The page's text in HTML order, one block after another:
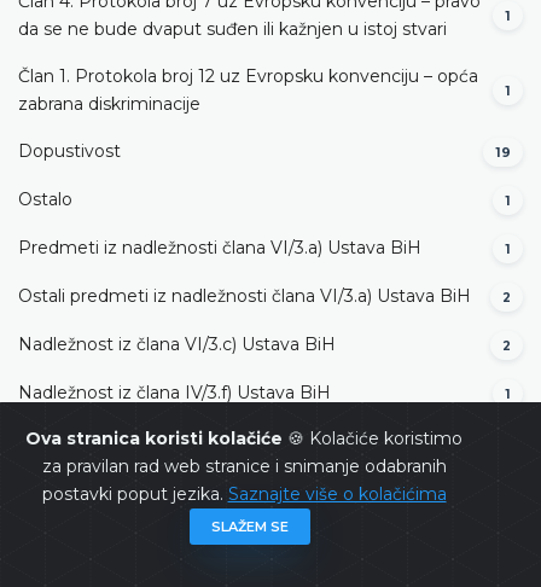
Ova stranica koristi kolačiće 🍪 Kolačiće koristimo
za pravilan rad web stranice i snimanje odabranih
postavki poput jezika. Saznajte više o kolačićima
SLAŽEM SE
da se ne bude dvaput suđen ili kažnjen u istoj stvari
1
Član 1. Protokola broj 12 uz Evropsku konvenciju – opća
zabrana diskriminacije
1
Dopustivost 19
Ostalo 1
Predmeti iz nadležnosti člana VI/3.а) Ustava BiH 1
Ostali predmeti iz nadležnosti člana VI/3.а) Ustava BiH 2
Nadležnost iz člana VI/3.c) Ustava BiH 2
Nadležnost iz člana IV/3.f) Ustava BiH 1
Dopustivost (apstraktna nadležnost)
Dopustivosti – nadležnost iz člana VI/3.c) Ustava BiH